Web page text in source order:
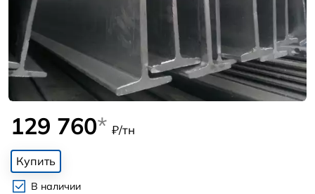
129 760* ₽/тн
Купить
В наличии